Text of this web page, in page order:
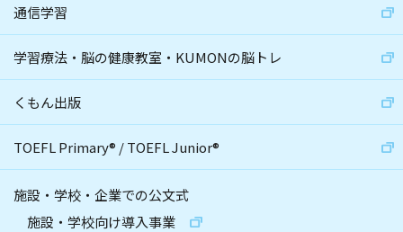
通信学習
学習療法・脳の健康教室・KUMONの脳トレ
くもん出版
TOEFL Primary® /TOEFL Junior®
施設・学校・企業での公文式
施設・学校向け導入事業